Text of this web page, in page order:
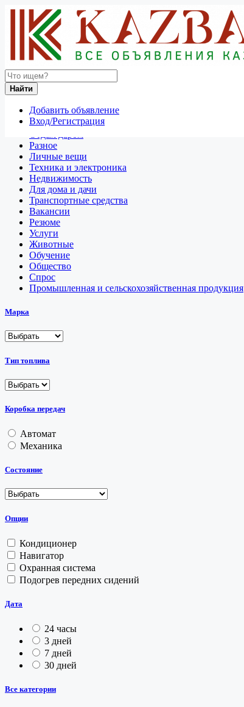
Найти
Добавить объявление
Вход/Регистрация
Россия
Транспортные средства
Все объявления в 50 км around Сочи
Разное
Личные вещи
Техника и электроника
Недвижимость
Для дома и дачи
Транспортные средства
Вакансии
Резюме
Услуги
Животные
Обучение
Общество
Спрос
Промышленная и сельскохозяйственная продукция
Марка
Тип топлива
Коробка передач
Автомат
Механика
Состояние
Опции
Кондиционер
Навигатор
Охранная система
Подогрев передних сидений
Дата
24 часы
3 дней
7 дней
30 дней
Все категории